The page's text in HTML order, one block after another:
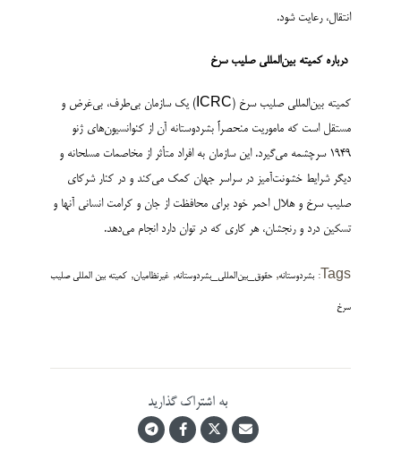
انتقال، رعایت شود.
درباره کمیته بین‌­المللی صلیب سرخ
کمیته بین‌المللی صلیب سرخ (ICRC) یک سازمان بی‌طرف، بی‌غرض و
مستقل است که ماموریت منحصراً بشردوستانه آن از کنوانسیون‌های ژنو
1949 سرچشمه می‌گیرد. این سازمان به افراد متأثر از مخاصمات مسلحانه و
دیگر شرایط خشونت‌­آمیز در سراسر جهان کمک می‌کند و در کنار شرکای
صلیب سرخ و هلال احمر خود برای محافظت از جان و کرامت انسانی آنها و
تسکین درد و رنج­شان، هر کاری که در توان دارد انجام می‌دهد.
Tags: بشردوستانه,حقوق_بین‌المللی_بشردوستانه, غیرنظامیان, کمیته بین المللی صلیب
سرخ
به اشتراک گذارید